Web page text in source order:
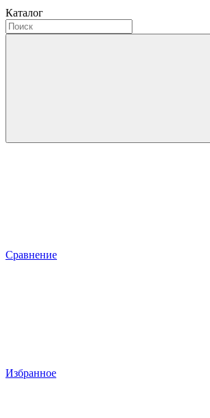
Каталог
Сравнение
Избранное